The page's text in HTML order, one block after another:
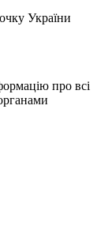
України
про всі